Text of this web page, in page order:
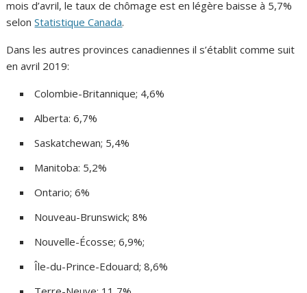
mois d’avril, le taux de chômage est en légère baisse à 5,7%
selonStatistique Canada.
Dans les autres provinces canadiennes il s’établit comme suit
en avril 2019:
Colombie-Britannique; 4,6%
Alberta: 6,7%
Saskatchewan; 5,4%
Manitoba: 5,2%
Ontario; 6%
Nouveau-Brunswick; 8%
Nouvelle-Écosse; 6,9%;
Île-du-Prince-Edouard; 8,6%